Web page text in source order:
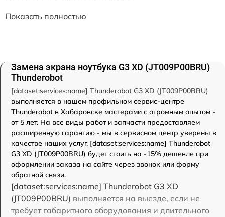
Показать полностью
Замена экрана ноутбука G3 XD (JT009P00BRU)
Thunderobot
[dataset:services:name] Thunderobot G3 XD (JT009P00BRU)
выполняется в нашем профильном сервис-центре
Thunderobot в Хабаровске мастерами с огромным опытом -
от 5 лет. На все виды работ и запчасти предоставляем
расширенную гарантию - мы в сервисном центр уверены в
качестве наших услуг. [dataset:services:name] Thunderobot
G3 XD (JT009P00BRU) будет стоить на -15% дешевле при
оформлении заказа на сайте через звонок или форму
обратной связи.
[dataset:services:name] Thunderobot G3 XD
(JT009P00BRU) выполняется на выезде, если не
требует габаритного оборудования и длительного